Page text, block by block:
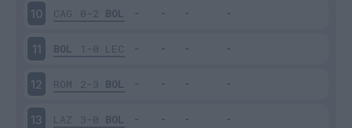
10 CAG 0-2 BOL
11 BOL 1-0 LEC
12 ROM 2-3 BOL
13 LAZ 3-0 BOL